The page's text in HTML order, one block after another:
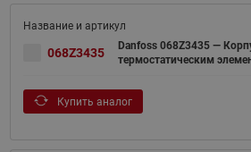
068Z3435
Danfoss 068Z3435 —
термостатическим
Купить аналог